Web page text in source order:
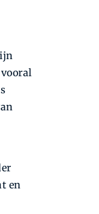
en